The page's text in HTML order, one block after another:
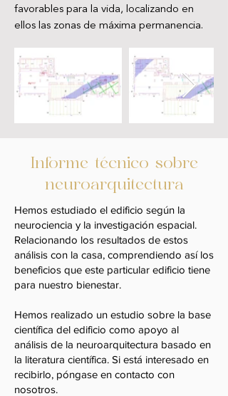
favorables para la vida, localizando en
ellos las zonas de máxima permanencia.
Informe técnico sobre
neuroarquitectura
Hemos estudiado el edificio según la
neurociencia y la investigación espacial.
Relacionando los resultados de estos
análisis con la casa, comprendiendo así los
beneficios que este particular edificio tiene
para nuestro bienestar.
Hemos realizado un estudio sobre la base
científica del edificio como apoyo al
análisis de la neuroarquitectura basado en
la literatura científica. Si está interesado en
recibirlo, póngase en contacto con
nosotros.